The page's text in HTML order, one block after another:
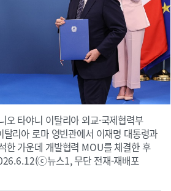
오 타야니 이탈리아 외교·국제협력부
리아 로마 영빈관에서 이재명 대통령과
한 가운데 개발협력 MOU를 체결한 후
뉴스1, 무단 전재-재배포